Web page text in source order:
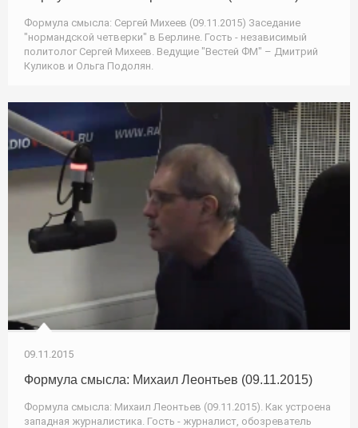
Формула смысла: Сергей Михеев (09.11.2015) Заседание
"нормандской четверки" в Берлине. Гость - независимый
политолог Сергей Михеев. Ведущие "Вестей ФМ" – Дмитрий
Куликов и Ольга Подолян.
09.11.2015
Формула смысла: Михаил Леонтьев (09.11.2015)
Формула смысла: Михаил Леонтьев (09.11.2015). Как устроена
западная журналистика. Гость - журналист, обозреватель